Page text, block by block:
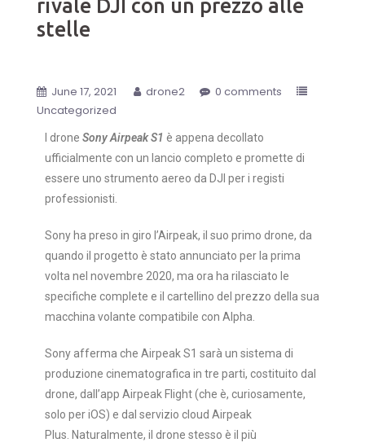
rivale DJI con un prezzo alle
stelle
June 17, 2021 drone2
0 comments
Uncategorized
l drone Sony Airpeak S1 è appena decollato
ufficialmente con un lancio completo e promette di
essere uno strumento aereo da DJI per i registi
professionisti.
Sony ha preso in giro l’Airpeak, il suo primo drone, da
quando il progetto è stato annunciato per la prima
volta nel novembre 2020, ma ora ha rilasciato le
specifiche complete e il cartellino del prezzo della sua
macchina volante compatibile con Alpha.
Sony afferma che Airpeak S1 sarà un sistema di
produzione cinematografica in tre parti, costituito dal
drone, dall’app Airpeak Flight (che è, curiosamente,
solo per iOS) e dal servizio cloud Airpeak
Plus. Naturalmente, il drone stesso è il più